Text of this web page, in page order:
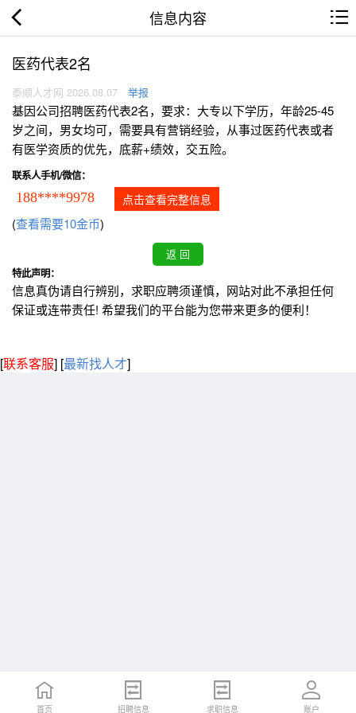
信息内容
医药代表2名
泰顺人才网 2026.08.07 举报
基因公司招聘医药代表2名，要求：大专以下学历，年龄25-45
岁之间，男女均可，需要具有营销经验，从事过医药代表或者
有医学资质的优先，底薪+绩效，交五险。
联系人手机/微信：
188****9978 点击查看完整信息
(查看需要10金币)
特此声明：
信息真伪请自行辨别，求职应聘须谨慎，网站对此不承担任何
保证或连带责任! 希望我们的平台能为您带来更多的便利！
[联系客服] [最新找人才]
首页 招聘信息 求职信息 账户